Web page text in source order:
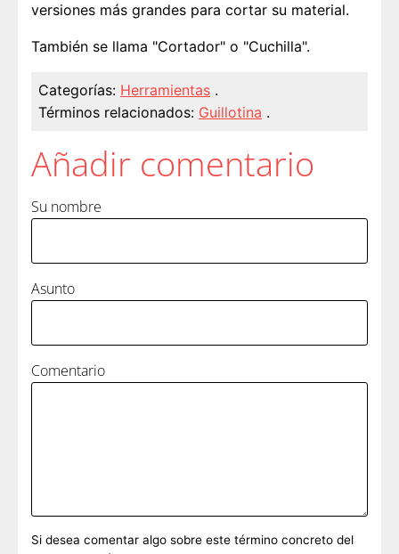
versiones más grandes para cortar su material.
También se llama "Cortador" o "Cuchilla".
Categorías: Herramientas .
Términos relacionados: Guillotina .
Añadir comentario
Su nombre
Asunto
Comentario
Si desea comentar algo sobre este término concreto del